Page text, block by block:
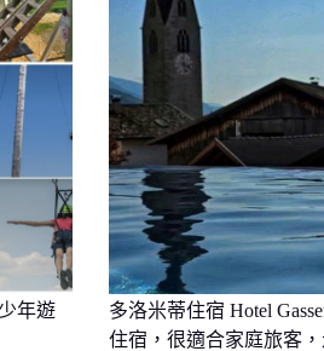
年遊
多洛米蒂住宿 Hotel
住宿，很適合家庭旅客